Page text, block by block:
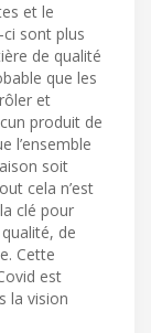
et le
sont plus
de qualité
que les
et
produit de
l’ensemble
soit
cela n’est
clé pour
de
Cette
est
la vision